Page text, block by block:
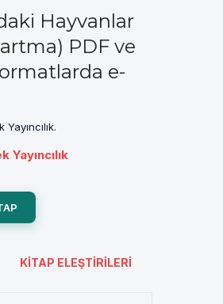
Hayvanlar
PDF ve
e-
Yayıncılık
KITAP ELEŞTIRILERI